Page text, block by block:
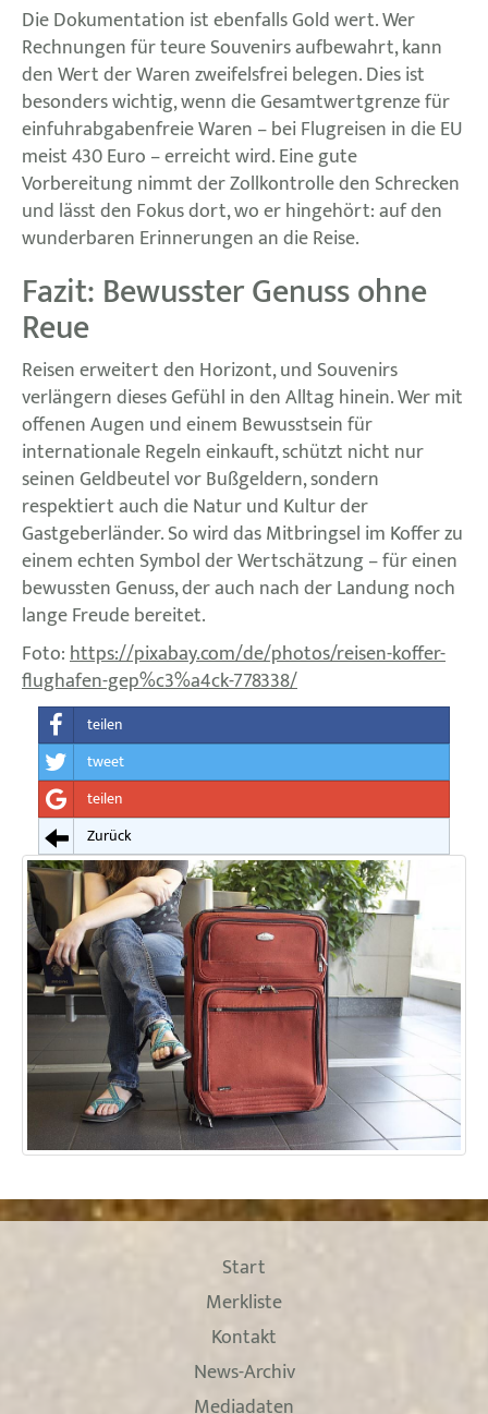
Die Dokumentation ist ebenfalls Gold wert. Wer
Rechnungen für teure Souvenirs aufbewahrt, kann
den Wert der Waren zweifelsfrei belegen. Dies ist
besonders wichtig, wenn die Gesamtwertgrenze für
einfuhrabgabenfreie Waren – bei Flugreisen in die EU
meist 430 Euro – erreicht wird. Eine gute
Vorbereitung nimmt der Zollkontrolle den Schrecken
und lässt den Fokus dort, wo er hingehört: auf den
wunderbaren Erinnerungen an die Reise.
Fazit: Bewusster Genuss ohne
Reue
Reisen erweitert den Horizont, und Souvenirs
verlängern dieses Gefühl in den Alltag hinein. Wer mit
offenen Augen und einem Bewusstsein für
internationale Regeln einkauft, schützt nicht nur
seinen Geldbeutel vor Bußgeldern, sondern
respektiert auch die Natur und Kultur der
Gastgeberländer. So wird das Mitbringsel im Koffer zu
einem echten Symbol der Wertschätzung – für einen
bewussten Genuss, der auch nach der Landung noch
lange Freude bereitet.
Foto:https://pixabay.com/de/photos/reisen-koffer-
flughafen-gep%c3%a4ck-778338/
teilen
tweet
teilen
Zurück
Start
Merkliste
Kontakt
News-Archiv